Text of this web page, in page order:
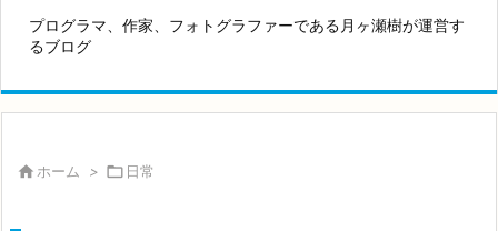
プログラマ、作家、フォトグラファーである月ヶ瀬樹が運営す
るブログ


前へ
 ホーム >  日常